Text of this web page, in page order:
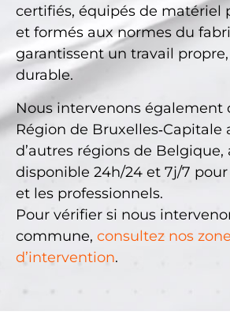
certifiés, équipés de matériel
et formés aux normes du
garantissent un travail
durable.
Nous intervenons également
Région de Bruxelles‑Capitale
d’autres régions de Belgique,
disponible 24h/24 et 7j/7
et les professionnels.
Pour vérifier si nous
commune, consultez nos
d’intervention.